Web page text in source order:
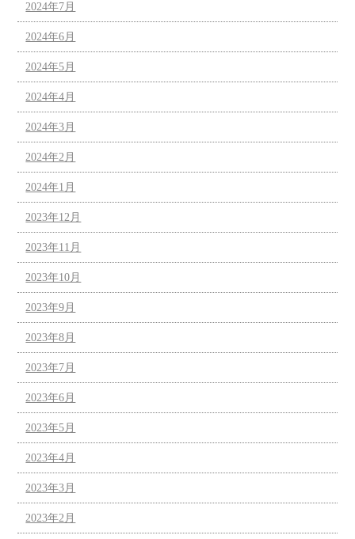
2024年7月
2024年6月
2024年5月
2024年4月
2024年3月
2024年2月
2024年1月
2023年12月
2023年11月
2023年10月
2023年9月
2023年8月
2023年7月
2023年6月
2023年5月
2023年4月
2023年3月
2023年2月